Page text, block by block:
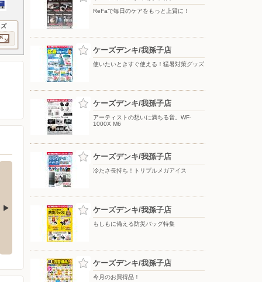
使ってお
熱中症リスクをアラーム音でお知
らせ
魔法瓶構造で持ち運ぶ氷のう ア
ReFaで毎日のケアをもっと上質に！
ケーズデンキ/我孫子店
使いたいときすぐ使える！猛暑対策グッズ
ケーズデンキ/我孫子店
アーティストの想いに満ちる音。WF-
1000X M6
ケーズデンキ/我孫子店
冷たさ長持ち！トリプルメガアイス
ケーズデンキ/我孫子店
もしもに備える防災バッグ特集
ケーズデンキ/我孫子店
今月のお買得品！